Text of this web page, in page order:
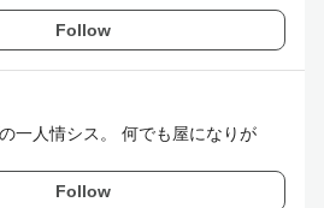
Follow
一人情シス。 何でも屋になりが
Follow